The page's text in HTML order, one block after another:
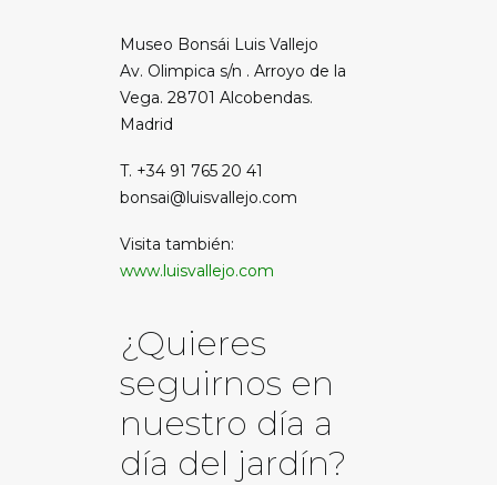
Museo Bonsái Luis Vallejo
Av. Olimpica s/n . Arroyo de la
Vega. 28701 Alcobendas.
Madrid
T. +34 91 765 20 41
bonsai@luisvallejo.com
Visita también:
www.luisvallejo.com
¿Quieres
seguirnos en
nuestro día a
día del jardín?